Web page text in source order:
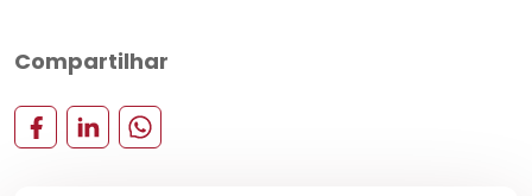
Compartilhar